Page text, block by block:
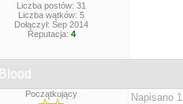
Liczba postów: 31
Liczba wątków: 5
Dołączył: Sep 2014
Reputacja: 4
Blood
Początkujący
Napisano